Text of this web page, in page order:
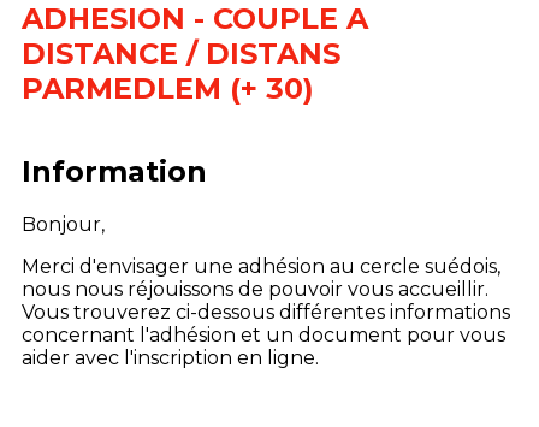
ADHESION - COUPLE A
DISTANCE / DISTANS
PARMEDLEM (+ 30)
Information
Bonjour,
Merci d'envisager une adhésion au cercle suédois,
nous nous réjouissons de pouvoir vous accueillir.
Vous trouverez ci-dessous différentes informations
concernant l'adhésion et un document pour vous
aider avec l'inscription en ligne.